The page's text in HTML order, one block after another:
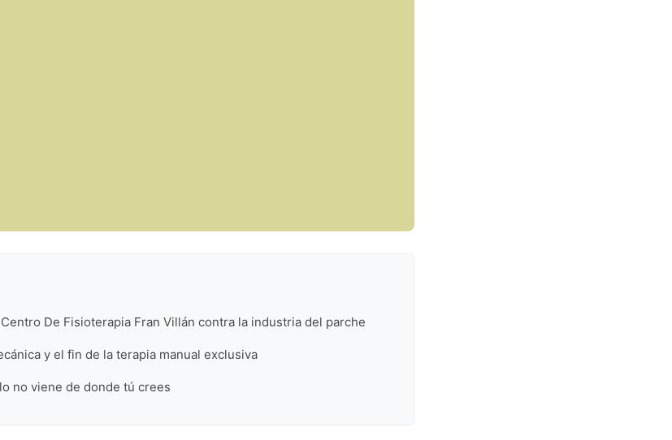
De Fisioterapia Fran Villán contra la industria del parche
y el fin de la terapia manual exclusiva
no viene de donde tú crees